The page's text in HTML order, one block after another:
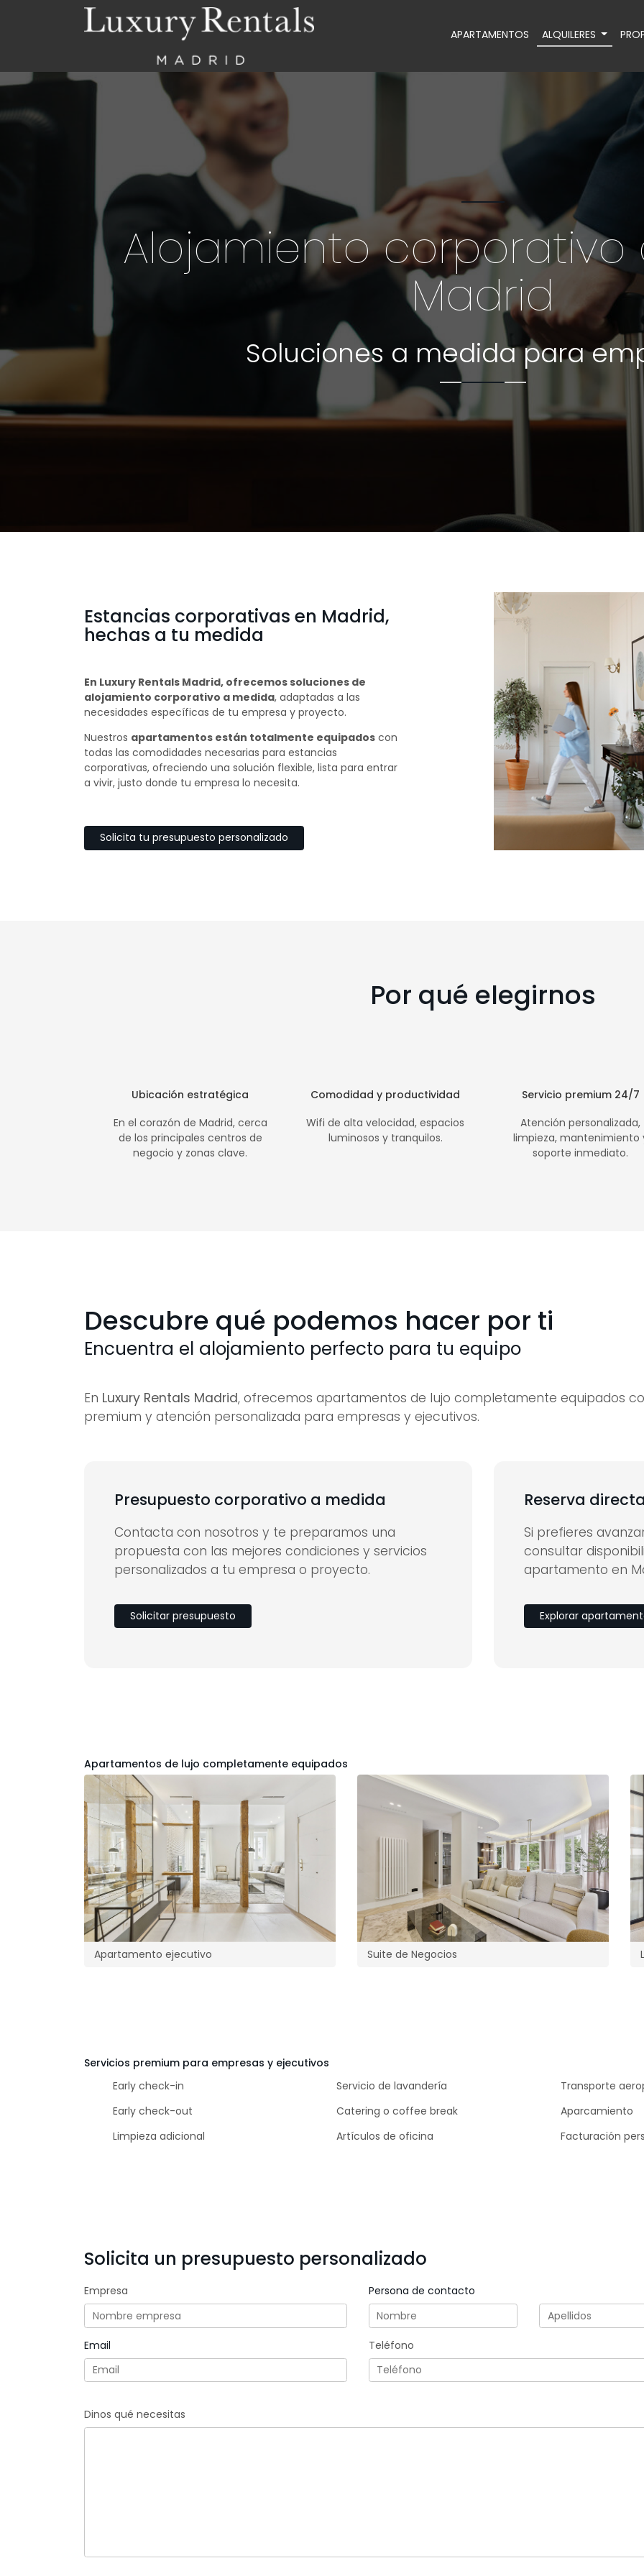
APARTAMENTOS ALQUILERES
Alojamiento corporativo
Madrid
Soluciones a medida para
Estancias corporativas en Madrid,
hechas a tu medida
En Luxury Rentals Madrid, ofrecemos soluciones de
alojamiento corporativo a medida, adaptadas a las
necesidades específicas de tu empresa y proyecto.
Nuestros apartamentos están totalmente equipados con
todas las comodidades necesarias para estancias
corporativas, ofreciendo una solución flexible, lista para entrar
a vivir, justo donde tu empresa lo necesita.
Solicita tu presupuesto personalizado
Por qué elegirnos
Ubicación estratégica
En el corazón de Madrid, cerca
de los principales centros de
negocio y zonas clave.
Comodidad y productividad
Wifi de alta velocidad, espacios
luminosos y tranquilos.
Servicio premium 24/7
Atención personalizada,
limpieza, mantenimiento
soporte inmediato.
Descubre qué podemos hacer por ti
Encuentra el alojamiento perfecto para tu equipo
En Luxury Rentals Madrid, ofrecemos apartamentos de lujo completamente equipados
premium y atención personalizada para empresas y ejecutivos.
Presupuesto corporativo a medida
Contacta con nosotros y te preparamos una
propuesta con las mejores condiciones y servicios
personalizados a tu empresa o proyecto.
Solicitar presupuesto
Reserva
Si prefieres
consultar
apartamento en
Explorar
Apartamentos de lujo completamente equipados
Apartamento ejecutivo Suite de Negocios
Servicios premium para empresas y ejecutivos
Early check-in
Early check-out
Limpieza adicional
Servicio de lavandería
Catering o coffee break
Artículos de oficina
Transporte
Aparcamiento
Facturación
Solicita un presupuesto personalizado
Empresa Persona de contacto
Email Teléfono
Dinos qué necesitas